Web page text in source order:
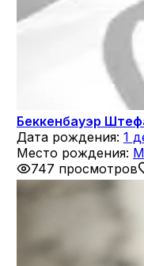
Беккенбауэр
Дата рождения: 1
Место рождения:
747 просмотров